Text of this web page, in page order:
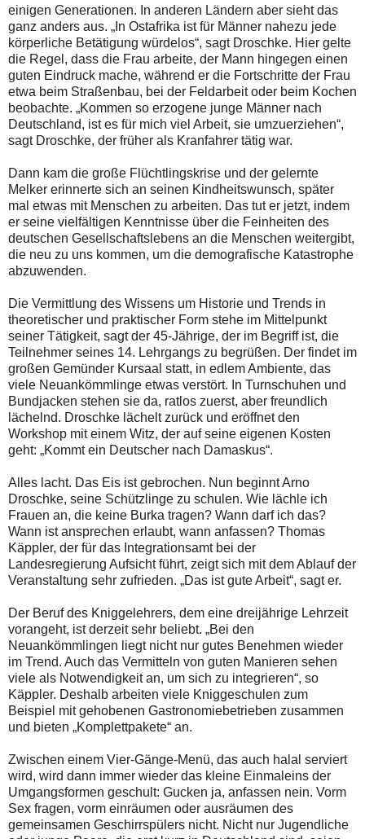
einigen Generationen. In anderen Ländern aber sieht das
ganz anders aus. „In Ostafrika ist für Männer nahezu jede
körperliche Betätigung würdelos“, sagt Droschke. Hier gelte
die Regel, dass die Frau arbeite, der Mann hingegen einen
guten Eindruck mache, während er die Fortschritte der Frau
etwa beim Straßenbau, bei der Feldarbeit oder beim Kochen
beobachte. „Kommen so erzogene junge Männer nach
Deutschland, ist es für mich viel Arbeit, sie umzuerziehen“,
sagt Droschke, der früher als Kranfahrer tätig war.
Dann kam die große Flüchtlingskrise und der gelernte
Melker erinnerte sich an seinen Kindheitswunsch, später
mal etwas mit Menschen zu arbeiten. Das tut er jetzt, indem
er seine vielfältigen Kenntnisse über die Feinheiten des
deutschen Gesellschaftslebens an die Menschen weitergibt,
die neu zu uns kommen, um die demografische Katastrophe
abzuwenden.
Die Vermittlung des Wissens um Historie und Trends in
theoretischer und praktischer Form stehe im Mittelpunkt
seiner Tätigkeit, sagt der 45-Jährige, der im Begriff ist, die
Teilnehmer seines 14. Lehrgangs zu begrüßen. Der findet im
großen Gemünder Kursaal statt, in edlem Ambiente, das
viele Neuankömmlinge etwas verstört. In Turnschuhen und
Bundjacken stehen sie da, ratlos zuerst, aber freundlich
lächelnd. Droschke lächelt zurück und eröffnet den
Workshop mit einem Witz, der auf seine eigenen Kosten
geht: „Kommt ein Deutscher nach Damaskus“.
Alles lacht. Das Eis ist gebrochen. Nun beginnt Arno
Droschke, seine Schützlinge zu schulen. Wie lächle ich
Frauen an, die keine Burka tragen? Wann darf ich das?
Wann ist ansprechen erlaubt, wann anfassen? Thomas
Käppler, der für das Integrationsamt bei der
Landesregierung Aufsicht führt, zeigt sich mit dem Ablauf der
Veranstaltung sehr zufrieden. „Das ist gute Arbeit“, sagt er.
Der Beruf des Kniggelehrers, dem eine dreijährige Lehrzeit
vorangeht, ist derzeit sehr beliebt. „Bei den
Neuankömmlingen liegt nicht nur gutes Benehmen wieder
im Trend. Auch das Vermitteln von guten Manieren sehen
viele als Notwendigkeit an, um sich zu integrieren“, so
Käppler. Deshalb arbeiten viele Kniggeschulen zum
Beispiel mit gehobenen Gastronomiebetrieben zusammen
und bieten „Komplettpakete“ an.
Zwischen einem Vier-Gänge-Menü, das auch halal serviert
wird, wird dann immer wieder das kleine Einmaleins der
Umgangsformen geschult: Gucken ja, anfassen nein. Vorm
Sex fragen, vorm einräumen oder ausräumen des
gemeinsamen Geschirrspülers nicht. Nicht nur Jugendliche